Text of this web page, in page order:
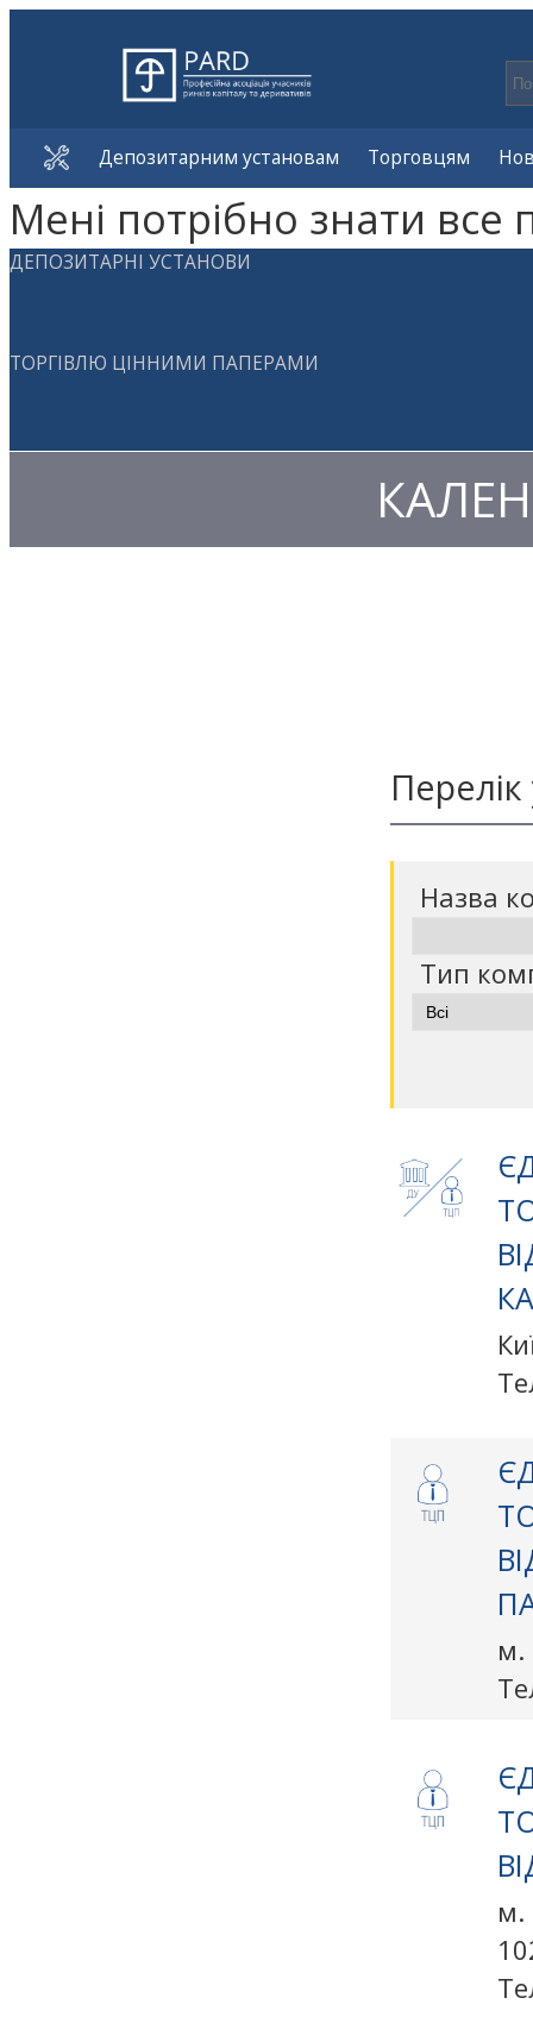
Депозитарним установам Торговцям
Мені потрібно знати все
ДЕПОЗИТАРНІ УСТАНОВИ
ТОРГІВЛЮ ЦІННИМИ ПАПЕРАМИ
Назва
Тип
м.
м.